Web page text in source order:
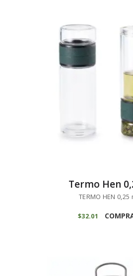
Termo Hen
TERMO HEN 0,25
$32 01